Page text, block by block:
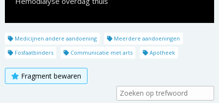
Medicijnen andere aandoening
Meerdere aandoeningen
Fosfaatbinders
Communicatie met arts Apotheek
Fragment bewaren